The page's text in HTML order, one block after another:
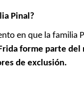
Pinal?
en que la familia
forme parte
de exclusión.